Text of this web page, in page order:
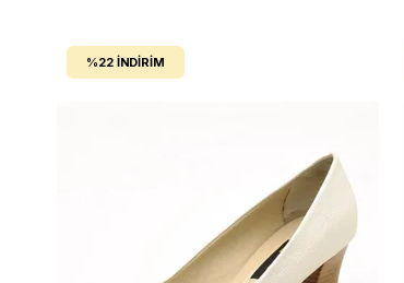
%22 İNDIRIM